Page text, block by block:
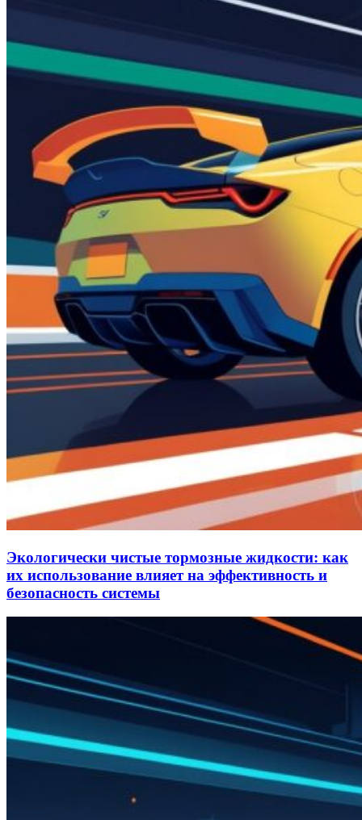
Экологически чистые тормозные жидкости: как
их использование влияет на эффективность и
безопасность системы